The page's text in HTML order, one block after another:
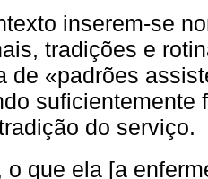
inserem-se
tradições e
de «padrões
suficientemente
do serviço.
o que ela [a